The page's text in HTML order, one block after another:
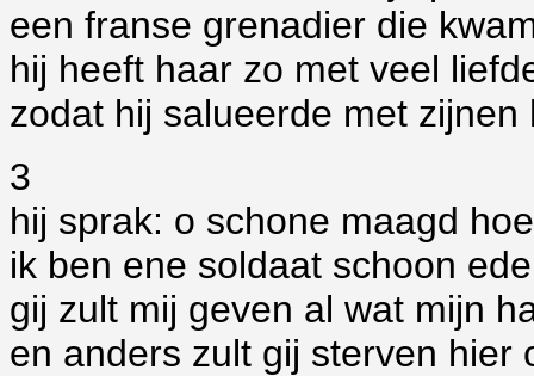
een franse grenadier die
hij heeft haar zo met veel
zodat hij salueerde met zijnen
3
hij sprak: o schone maagd
ik ben ene soldaat schoon
gij zult mij geven al wat mijn
en anders zult gij sterven hier